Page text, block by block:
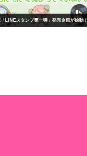
LINEスタンプ第一弾」発売企画が始動！